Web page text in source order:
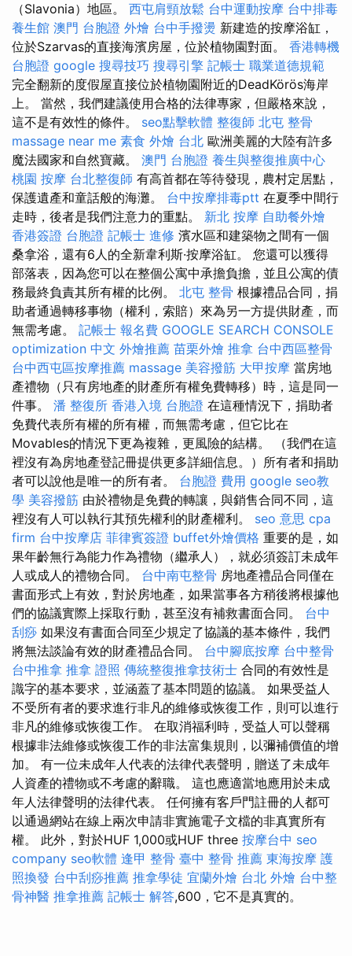
（Slavonia）地區。 西屯肩頸放鬆 台中運動按摩 台中排毒
養生館 澳門 台胞證 外燴 台中手撥燙 新建造的按摩浴缸，
位於Szarvas的直接海濱房屋，位於植物園對面。 香港轉機
台胞證 google 搜尋技巧 搜尋引擎 記帳士 職業道德規範
完全翻新的度假屋直接位於植物園附近的DeadKörös海岸
上。 當然，我們建議使用合格的法律專家，但嚴格來說，
這不是有效性的條件。 seo點擊軟體 整復師 北屯 整骨
massage near me 素食 外燴 台北 歐洲美麗的大陸有許多
魔法國家和自然寶藏。 澳門 台胞證 養生與整復推廣中心
桃園 按摩 台北整復師 有高首都在等待發現，農村定居點，
保護遺產和童話般的海灘。 台中按摩排毒ptt 在夏季中間行
走時，後者是我們注意力的重點。 新北 按摩 自助餐外燴
香港簽證 台胞證 記帳士 進修 濱水區和建築物之間有一個
桑拿浴，還有6人的全新韋利斯·按摩浴缸。 您還可以獲得
部落表，因為您可以在整個公寓中承擔負擔，並且公寓的債
務最終負責其所有權的比例。 北屯 整骨 根據禮品合同，捐
助者通過轉移事物（權利，索賠）來為另一方提供財產，而
無需考慮。 記帳士 報名費 GOOGLE SEARCH CONSOLE
optimization 中文 外燴推薦 苗栗外燴 推拿 台中西區整骨
台中西屯區按摩推薦 massage 美容撥筋 大甲按摩 當房地
產禮物（只有房地產的財產所有權免費轉移）時，這是同一
件事。 潘 整復所 香港入境 台胞證 在這種情況下，捐助者
免費代表所有權的所有權，而無需考慮，但它比在
Movables的情況下更為複雜，更風險的結構。 （我們在這
裡沒有為房地產登記冊提供更多詳細信息。）所有者和捐助
者可以說他是唯一的所有者。 台胞證 費用 google seo教
學 美容撥筋 由於禮物是免費的轉讓，與銷售合同不同，這
裡沒有人可以執行其預先權利的財產權利。 seo 意思 cpa
firm 台中按摩店 菲律賓簽證 buffet外燴價格 重要的是，如
果年齡無行為能力作為禮物（繼承人），就必須簽訂未成年
人或成人的禮物合同。 台中南屯整骨 房地產禮品合同僅在
書面形式上有效，對於房地產，如果當事各方稍後將根據他
們的協議實際上採取行動，甚至沒有補救書面合同。 台中
刮痧 如果沒有書面合同至少規定了協議的基本條件，我們
將無法談論有效的財產禮品合同。 台中腳底按摩 台中整骨
台中推拿 推拿 證照 傳統整復推拿技術士 合同的有效性是
識字的基本要求，並涵蓋了基本問題的協議。 如果受益人
不受所有者的要求進行非凡的維修或恢復工作，則可以進行
非凡的維修或恢復工作。 在取消福利時，受益人可以聲稱
根據非法維修或恢復工作的非法富集規則，以彌補價值的增
加。 有一位未成年人代表的法律代表聲明，贈送了未成年
人資產的禮物或不考慮的辭職。 這也應適當地應用於未成
年人法律聲明的法律代表。 任何擁有客戶門註冊的人都可
以通過網站在線上兩次申請非實施電子文檔的非真實所有
權。 此外，對於HUF 1,000或HUF three 按摩台中 seo
company seo軟體 逢甲 整骨 臺中 整骨 推薦 東海按摩 護
照換發 台中刮痧推薦 推拿學徒 宜蘭外燴 台北 外燴 台中整
骨神醫 推拿推薦 記帳士 解答,600，它不是真實的。